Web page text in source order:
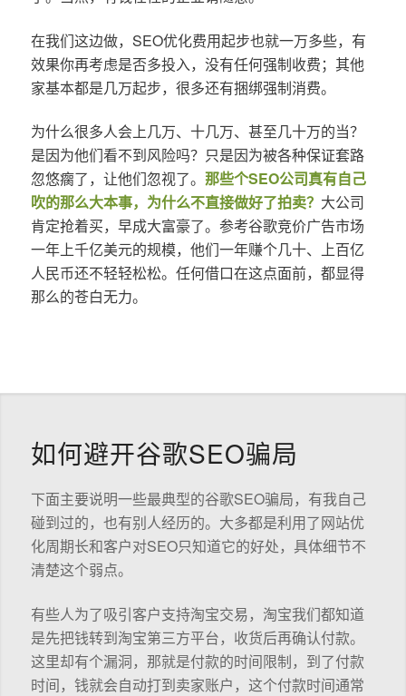
在我们这边做，SEO优化费用起步也就一万多些，有
效果你再考虑是否多投入，没有任何强制收费；其他
家基本都是几万起步，很多还有捆绑强制消费。
为什么很多人会上几万、十几万、甚至几十万的当？
是因为他们看不到风险吗？只是因为被各种保证套路
忽悠瘸了，让他们忽视了。 那些个SEO公司真有自己
吹的那么大本事，为什么不直接做好了拍卖？ 大公司
肯定抢着买，早成大富豪了。参考谷歌竞价广告市场
一年上千亿美元的规模，他们一年赚个几十、上百亿
人民币还不轻轻松松。任何借口在这点面前，都显得
那么的苍白无力。
如何避开谷歌SEO骗局
下面主要说明一些最典型的谷歌SEO骗局，有我自己
碰到过的，也有别人经历的。大多都是利用了网站优
化周期长和客户对SEO只知道它的好处，具体细节不
清楚这个弱点。
有些人为了吸引客户支持淘宝交易，淘宝我们都知道
是先把钱转到淘宝第三方平台，收货后再确认付款。
这里却有个漏洞，那就是付款的时间限制，到了付款
时间，钱就会自动打到卖家账户，这个付款时间通常